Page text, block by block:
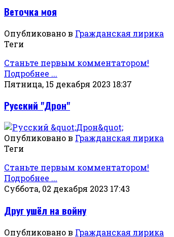
Веточка моя
Опубликовано в Гражданская лирика
Теги
Станьте первым комментатором!
Подробнее ...
Пятница, 15 декабря 2023 18:37
Русский "Дрон"
Опубликовано в Гражданская лирика
Теги
Станьте первым комментатором!
Подробнее ...
Суббота, 02 декабря 2023 17:43
Друг ушёл на войну
Опубликовано в Гражданская лирика